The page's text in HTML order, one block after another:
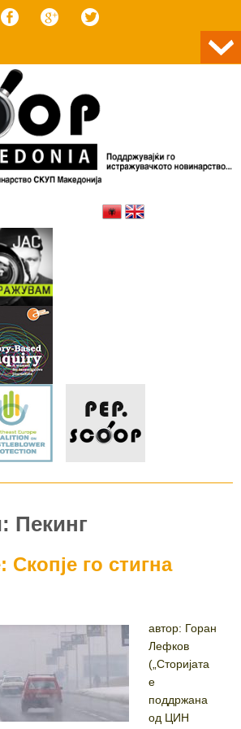
Пекинг
Скопје го стигна
автор: Горан
Лефков
(„Сторијата
е
поддржана
од ЦИН